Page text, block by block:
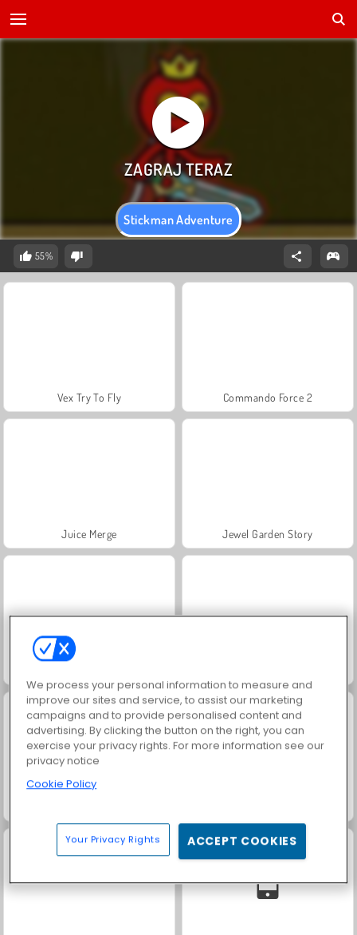
Stickman Adventure
55%
Vex Try To Fly Commando Force 2
Juice Merge Jewel Garden Story
We process your personal information to measure and
improve our sites and service, to assist our marketing
campaigns and to provide personalised content and
advertising. By clicking the button on the right, you can
exercise your privacy rights. For more information see our
privacy notice
Cookie Policy
Your Privacy Rights ACCEPT COOKIES